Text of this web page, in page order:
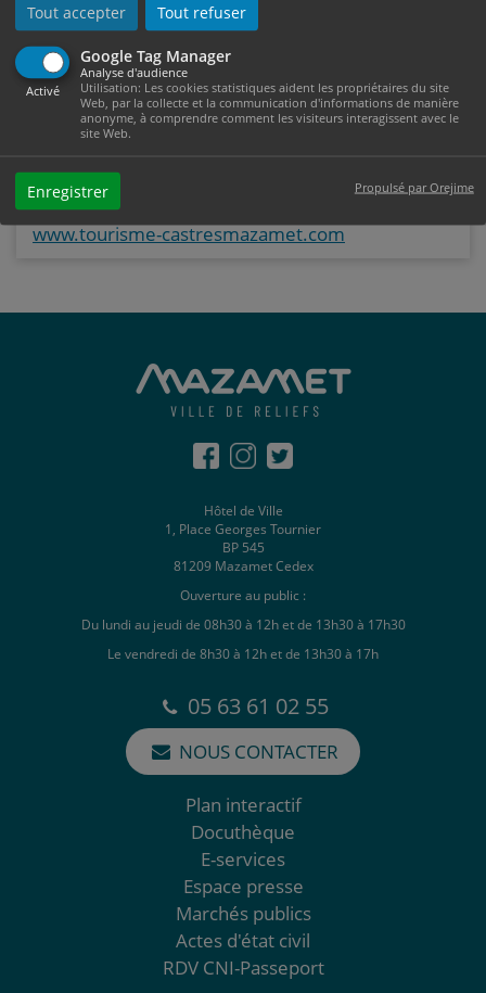
Tout accepter Tout refuser
Google Tag Manager
Activé
Analyse d'audience
Utilisation: Les cookies statistiques aident les propriétaires du site
Web, par la collecte et la communication d'informations de manière
anonyme, à comprendre comment les visiteurs interagissent avec le
site Web.
Enregistrer Propulsé par Orejime
Informations
Office de Tourisme
7 place Georges Tournier
81200 Mazamet
tél : 05.63.61.27.07
www.tourisme-castresmazamet.com
Hôtel de Ville
1, Place Georges Tournier
BP 545
81209 Mazamet Cedex
Ouverture au public :
Du lundi au jeudi de 08h30 à 12h et de 13h30 à 17h30
Le vendredi de 8h30 à 12h et de 13h30 à 17h
05 63 61 02 55
NOUS CONTACTER
Plan interactif
Docuthèque
E-services
Espace presse
Marchés publics
Actes d'état civil
RDV CNI-Passeport